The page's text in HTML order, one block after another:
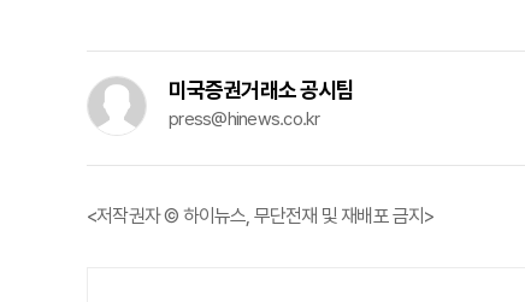
미국증권거래소 공시팀
press@hinews.co.kr
<저작권자 © 하이뉴스, 무단전재 및 재배포 금지>